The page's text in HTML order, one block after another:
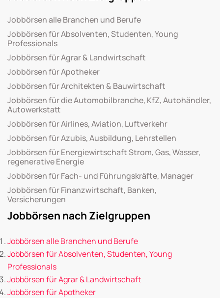
Jobbörsen alle Branchen und Berufe
Jobbörsen für Absolventen, Studenten, Young
Professionals
Jobbörsen für Agrar & Landwirtschaft
Jobbörsen für Apotheker
Jobbörsen für Architekten & Bauwirtschaft
Jobbörsen für die Automobilbranche, KfZ, Autohändler,
Autowerkstatt
Jobbörsen für Airlines, Aviation, Luftverkehr
Jobbörsen für Azubis, Ausbildung, Lehrstellen
Jobbörsen für Energiewirtschaft Strom, Gas, Wasser,
regenerative Energie
Jobbörsen für Fach- und Führungskräfte, Manager
Jobbörsen für Finanzwirtschaft, Banken,
Versicherungen
Jobbörsen nach Zielgruppen
Jobbörsen alle Branchen und Berufe
Jobbörsen für Absolventen, Studenten, Young
Professionals
Jobbörsen für Agrar & Landwirtschaft
Jobbörsen für Apotheker